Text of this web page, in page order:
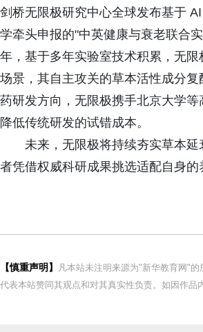
剑桥无限极研究中心全球发布基于
学牵头申报的"中英健康与衰老联合
年，基于多年实验室技术积累，无
场景，其自主攻关的草本活性成分
药研发方向，无限极携手北京大学
降低传统研发的试错成本。
未来，无限极将持续夯实草本
者凭借权威科研成果挑选适配自身
【慎重声明】
凡本站未注明来源为"新华教育网"
代表本站赞同其观点和对其真实性负责。如因作